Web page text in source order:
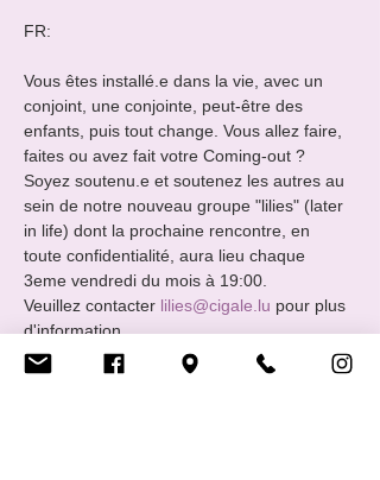
FR:
Vous êtes installé.e dans la vie, avec un
conjoint, une conjointe, peut-être des
enfants, puis tout change. Vous allez faire,
faites ou avez fait votre Coming-out ?
Soyez soutenu.e et soutenez les autres au
sein de notre nouveau groupe "lilies" (later
in life) dont la prochaine rencontre, en
toute confidentialité, aura lieu chaque
3eme vendredi du mois à 19:00.
Veuillez contacter lilies@cigale.lu pour plus
d'information
Merci!